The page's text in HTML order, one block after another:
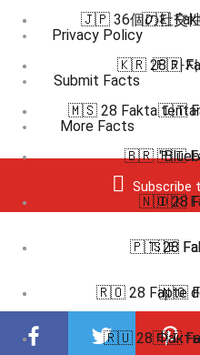
Privacy Policy
Submit Facts
More Facts
Subscribe
🇯🇵 36個の社交
🇰🇷 28 가지
🇲🇸 28 Fakta
🇳🇴 28
🇵🇹 28
🇷🇴 28 Fapte
🇷🇺 28 Факты
🇩🇪
🇫🇷
🇮🇹
🇧🇷 🇵🇹
🇩🇰
🇸🇪
🇳🇴
🇫🇮